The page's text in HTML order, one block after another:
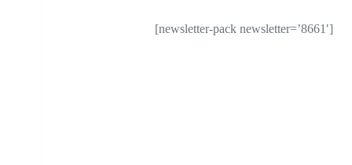
[newsletter-pack newsletter=’8661′]